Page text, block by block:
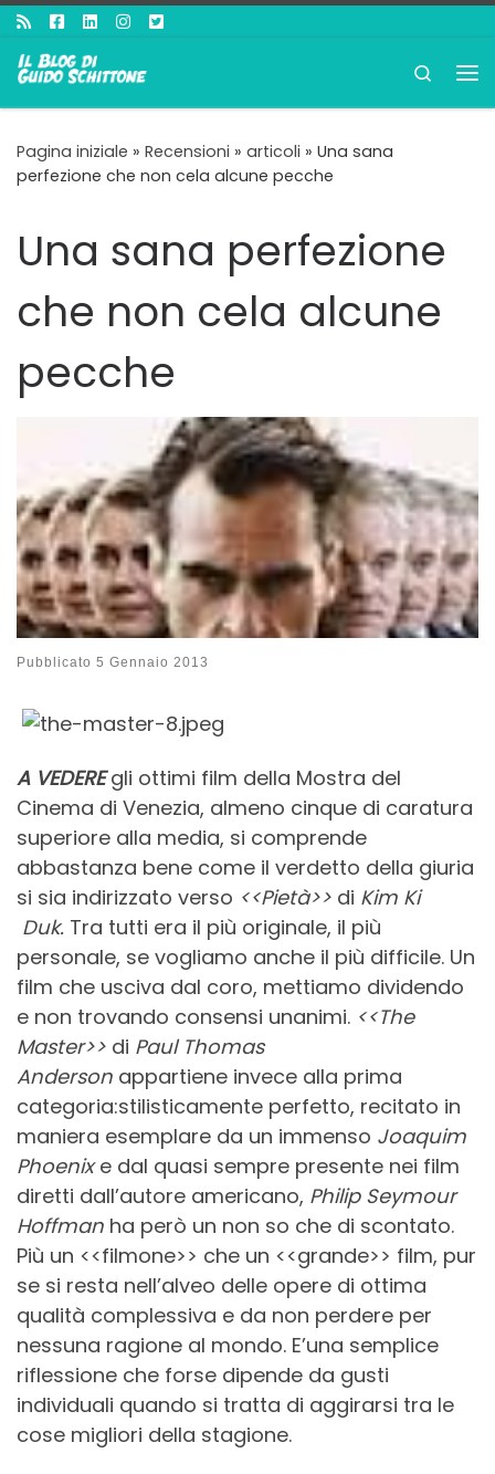
Passa al contenuto
Search
Pagina iniziale » Recensioni » articoli » Una sana
perfezione che non cela alcune pecche
Una sana perfezione
che non cela alcune
pecche
Pubblicato 5 Gennaio 2013
A VEDEREgli ottimi film della Mostra del
Cinema di Venezia, almeno cinque di caratura
superiore alla media, si comprende
abbastanza bene come il verdetto della giuria
si sia indirizzato verso <<Pietà>> di Kim Ki
Duk. Tra tutti era il più originale, il più
personale, se vogliamo anche il più difficile. Un
film che usciva dal coro, mettiamo dividendo
e non trovando consensi unanimi. <<The
Master>> di Paul Thomas
Anderson appartiene invece alla prima
categoria:stilisticamente perfetto, recitato in
maniera esemplare da un immenso Joaquim
Phoenixe dal quasi sempre presente nei film
diretti dall’autore americano, Philip Seymour
Hoffman ha però un non so che di scontato.
Più un <<filmone>> che un <<grande>> film, pur
se si resta nell’alveo delle opere di ottima
qualità complessiva e da non perdere per
nessuna ragione al mondo. E’una semplice
riflessione che forse dipende da gusti
individuali quando si tratta di aggirarsi tra le
cose migliori della stagione.